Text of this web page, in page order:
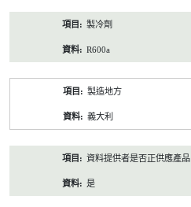
製冷劑
R600a
製造地方
義大利
資料提供者是否正供應產品
是